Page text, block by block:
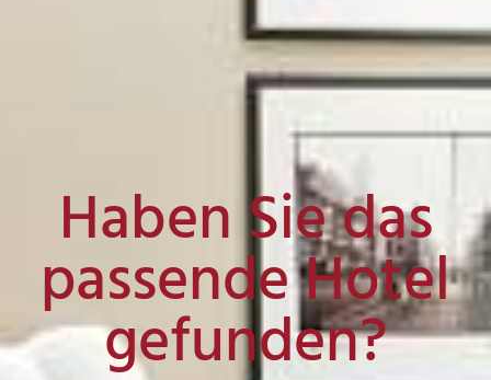
Haben Sie das
passende Hotel
gefunden?